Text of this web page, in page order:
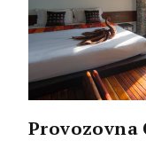
Provozovna